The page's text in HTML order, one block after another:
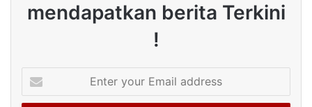
mendapatkan berita Terkini
!
your
Email